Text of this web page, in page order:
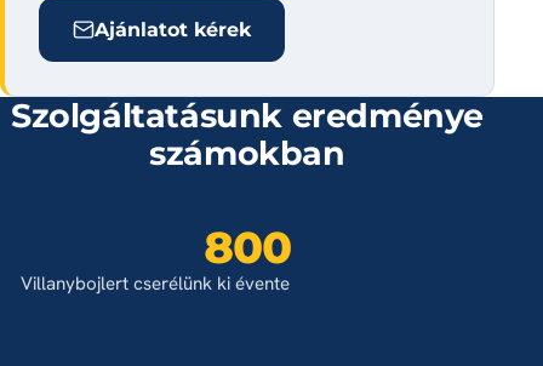
Ajánlatot kérek
Szolgáltatásunk eredménye
számokban
800
Villanybojlert cserélünk ki évente